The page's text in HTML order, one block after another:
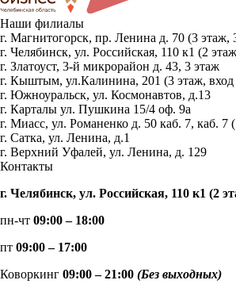
Наши филиалы
г. Магнитогорск, пр. Ленина д. 70 (3 этаж,
г. Челябинск, ул. Российская, 110 к1 (2
г. Златоуст, 3-й микрорайон д. 43, 3 этаж
г. Кыштым, ул.Калинина, 201 (3 этаж, вход
г. Южноуральск, ул. Космонавтов, д.13
г. Карталы ул. Пушкина 15/4 оф. 9а
г. Миасс, ул. Романенко д. 50 каб. 7, каб.
г. Сатка, ул. Ленина, д.1
г. Верхний Уфалей, ул. Ленина, д. 129
Контакты
г. Челябинск, ул. Российская, 110 к1 (2
пн-чт 09:00 – 18:00
пт 09:00 – 17:00
Коворкинг 09:00 – 21:00 (Без выходных)